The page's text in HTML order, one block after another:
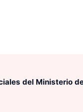
del Ministerio